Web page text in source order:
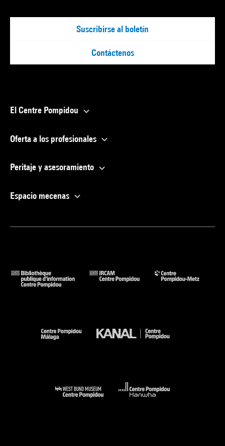
Suscribirse al boletín
Contáctenos
El Centre Pompidou
Oferta a los profesionales
Peritaje y asesoramiento
Espacio mecenas